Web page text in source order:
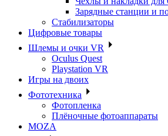
Зарядные станции и
Стабилизаторы
Цифровые товары
Шлемы и очки VR
Oculus Quest
Playstation VR
Игры на двоих
Фототехника
Фотопленка
Плёночные фотоаппараты
MOZA